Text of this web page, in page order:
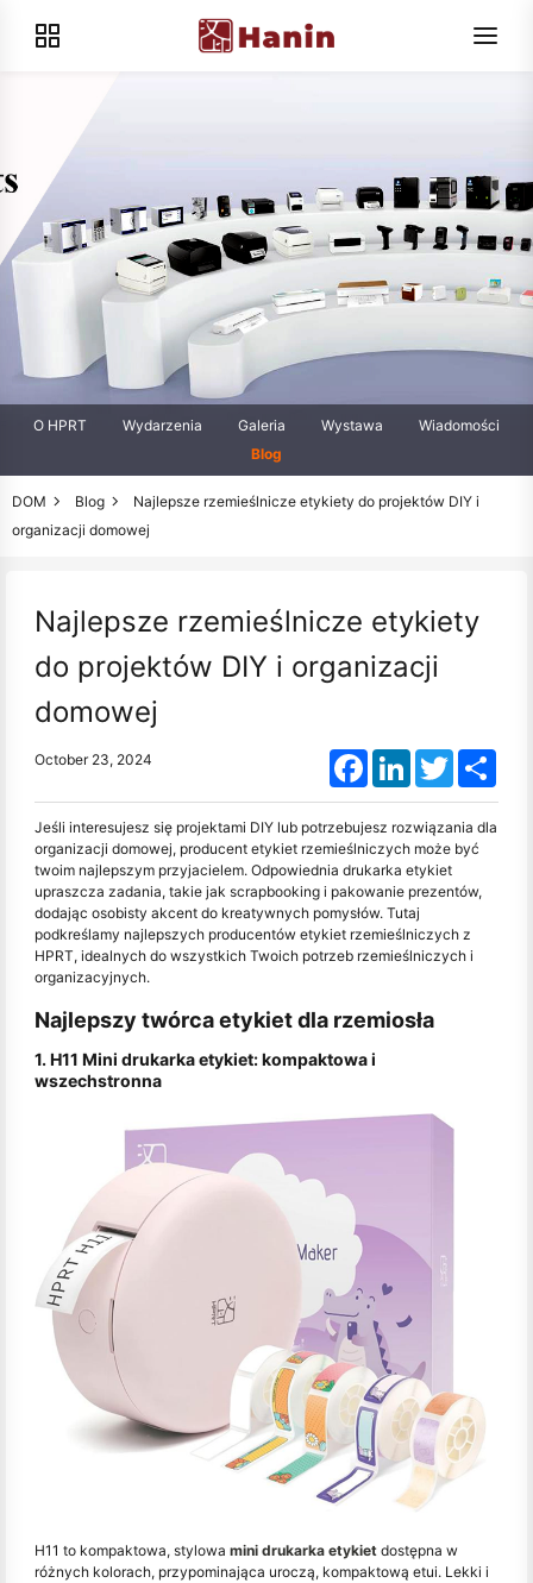
O HPRT Wydarzenia Galeria Wystawa
Wiadomości
Blog
DOM Blog
Najlepsze rzemieślnicze etykiety do projektów DIY i
organizacji domowej
Najlepsze rzemieślnicze etykiety
do projektów DIY i organizacji
domowej
October 23, 2024 FacebookLinkedInTwitter
Jeśli interesujesz się projektami DIY lub potrzebujesz rozwiązania dla
organizacji domowej, producent etykiet rzemieślniczych może być
twoim najlepszym przyjacielem. Odpowiednia drukarka etykiet
upraszcza zadania, takie jak scrapbooking i pakowanie prezentów,
dodając osobisty akcent do kreatywnych pomysłów. Tutaj
podkreślamy najlepszych producentów etykiet rzemieślniczych z
HPRT, idealnych do wszystkich Twoich potrzeb rzemieślniczych i
organizacyjnych.
Najlepszy twórca etykiet dla rzemiosła
1. H11 Mini drukarka etykiet: kompaktowa i
wszechstronna
H11 to kompaktowa, stylowa mini drukarka etykiet dostępna w
różnych kolorach, przypominająca uroczą, kompaktową etui. Lekki i